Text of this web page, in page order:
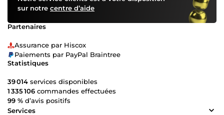
sur notre centre d’aide
Partenaires
Assurance par Hiscox
Paiements par PayPal Braintree
Statistiques
39 014 services disponibles
1 335 106 commandes effectuées
99 % d’avis positifs
Services